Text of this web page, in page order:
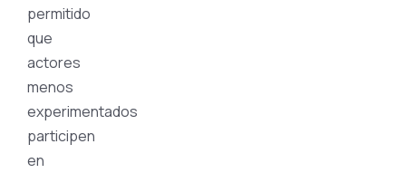
permitido
que
actores
menos
experimentados
participen
en